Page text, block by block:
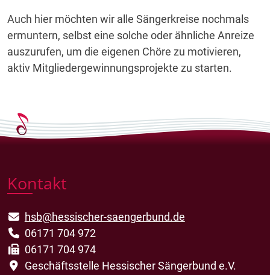
Auch hier möchten wir alle Sängerkreise nochmals
ermuntern, selbst eine solche oder ähnliche Anreize
auszurufen, um die eigenen Chöre zu motivieren,
aktiv Mitgliedergewinnungsprojekte zu starten.
Kontakt
hsb@hessischer-saengerbund.de
06171 704 972
06171 704 974
Geschäftsstelle Hessischer Sängerbund e.V.